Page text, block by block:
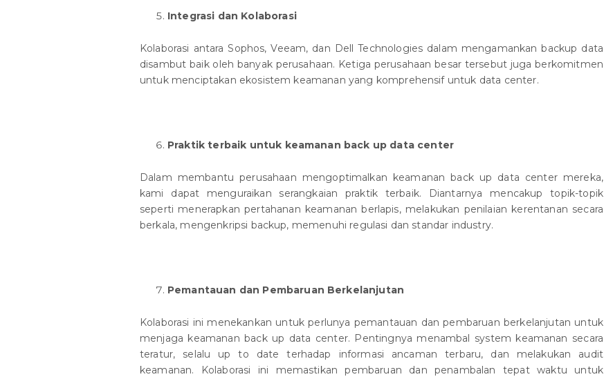
Integrasi dan Kolaborasi
Kolaborasi antara Sophos, Veeam, dan Dell Technologies dalam mengamankan backup data
disambut baik oleh banyak perusahaan. Ketiga perusahaan besar tersebut juga berkomitmen
untuk menciptakan ekosistem keamanan yang komprehensif untuk data center.
Praktik terbaik untuk keamanan back up data center
Dalam membantu perusahaan mengoptimalkan keamanan back up data center mereka,
kami dapat menguraikan serangkaian praktik terbaik. Diantarnya mencakup topik-topik
seperti menerapkan pertahanan keamanan berlapis, melakukan penilaian kerentanan secara
berkala, mengenkripsi backup, memenuhi regulasi dan standar industry.
Pemantauan dan Pembaruan Berkelanjutan
Kolaborasi ini menekankan untuk perlunya pemantauan dan pembaruan berkelanjutan untuk
menjaga keamanan back up data center. Pentingnya menambal system keamanan secara
teratur, selalu up to date terhadap informasi ancaman terbaru, dan melakukan audit
keamanan. Kolaborasi ini memastikan pembaruan dan penambalan tepat waktu untuk